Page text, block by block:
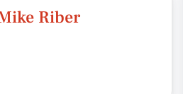
Riber